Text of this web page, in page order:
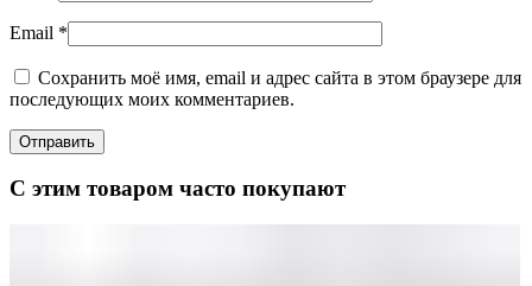
Email *
Сохранить моё имя, email и адрес сайта в этом браузере для
последующих моих комментариев.
С этим товаром часто покупают